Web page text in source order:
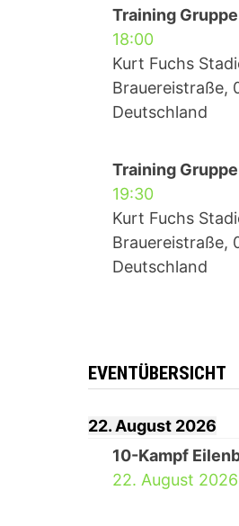
Training
18:00
Kurt Fuchs
Brauereistraße,
Deutschland
Training
19:30
Kurt Fuchs
Brauereistraße,
Deutschland
EVENTÜBERSICHT
22. August 2026
10-Kampf
22. August 2026